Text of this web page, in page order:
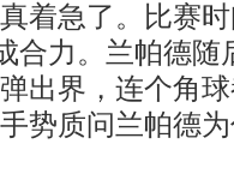
着急了。比赛
合力。兰帕德
出界，连个角
势质问兰帕德